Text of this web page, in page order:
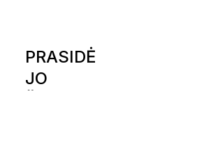
PRASIDĖ
JO